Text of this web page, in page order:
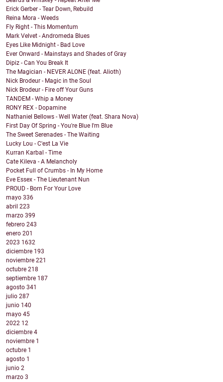
Erick Gerber - Tear Down, Rebuild
Reina Mora - Weeds
Fly Right - This Momentum
Mark Velvet - Andromeda Blues
Eyes Like Midnight - Bad Love
Ever Onward - Mainstays and Shades of Gray
Dipiz - Can You Break It
The Magician - NEVER ALONE (feat. Alioth)
Nick Brodeur - Magic in the Soul
Nick Brodeur - Fire off Your Guns
TANDEM - Whip a Money
RONY REX - Dopamine
Nathaniel Bellows - Well Water (feat. Shara Nova)
First Day Of Spring - You're Blue I'm Blue
The Sweet Serenades - The Waiting
Lucky Lou - C'est La Vie
Kurran Karbal - Time
Cate Kileva - A Melancholy
Pocket Full of Crumbs - In My Home
Eve Essex - The Lieutenant Nun
PROUD - Born For Your Love
mayo 336
abril 223
marzo 399
febrero 243
enero 201
2023 1632
diciembre 193
noviembre 221
octubre 218
septiembre 187
agosto 341
julio 287
junio 140
mayo 45
2022 12
diciembre 4
noviembre 1
octubre 1
agosto 1
junio 2
marzo 3